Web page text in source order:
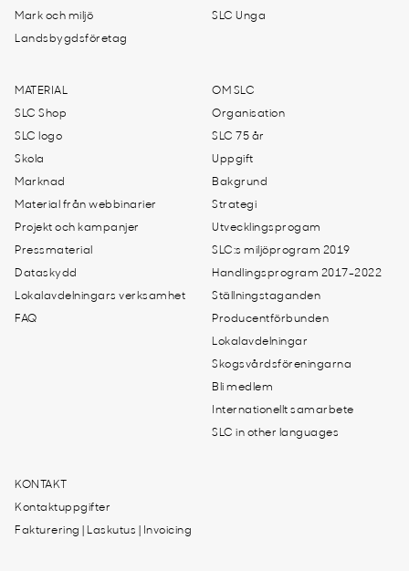
Mark och miljö
Landsbygdsföretag
SLC Unga
MATERIAL
SLC Shop
SLC logo
Skola
Marknad
Material från webbinarier
Projekt och kampanjer
Pressmaterial
Dataskydd
Lokalavdelningars verksamhet
FAQ
OM SLC
Organisation
SLC 75 år
Uppgift
Bakgrund
Strategi
Utvecklingsprogam
SLC:s miljöprogram 2019
Handlingsprogram 2017-2022
Ställningstaganden
Producentförbunden
Lokalavdelningar
Skogsvårdsföreningarna
Bli medlem
Internationellt samarbete
SLC in other languages
KONTAKT
Kontaktuppgifter
Fakturering | Laskutus | Invoicing